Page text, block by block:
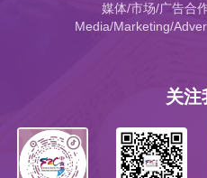
媒体/市场/广告合
Media/Marketing/
关注